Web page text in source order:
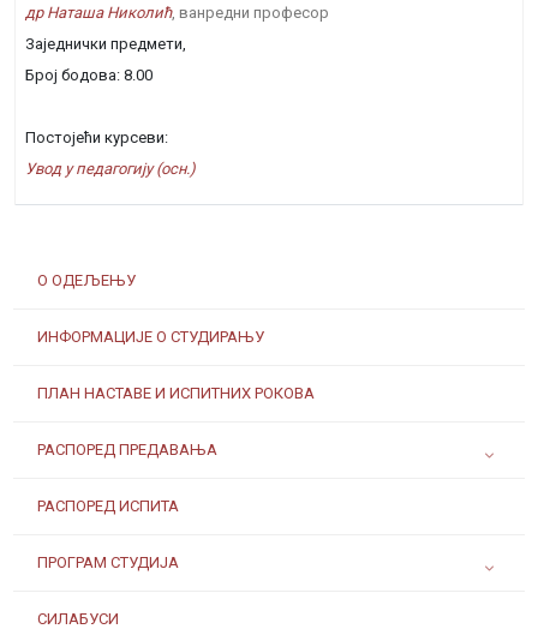
О ОДЕЉЕЊУ
ИНФОРМАЦИЈЕ О СТУДИРАЊУ
ПЛАН НАСТАВЕ И ИСПИТНИХ РОКОВА
РАСПОРЕД ПРЕДАВАЊА
РАСПОРЕД ИСПИТА
ПРОГРАМ СТУДИЈА
СИЛАБУСИ
др Наташа Николић, ванредни професор
Заједнички предмети,
Број бодова: 8.00
Постојећи курсеви:
Увод у педагогију (осн.)